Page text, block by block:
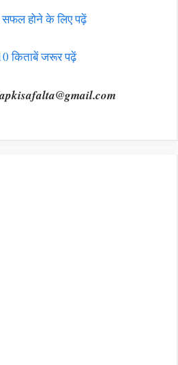
सफल होने के लिए पढ़ें
किताबें जरूर पढ़ें